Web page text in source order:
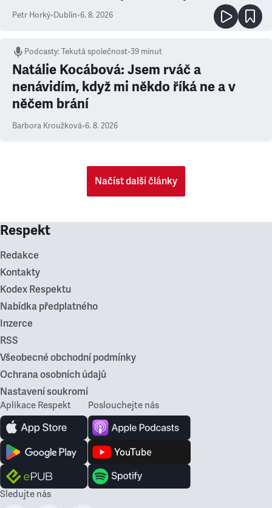
Petr Horký•Dublin•6. 8. 2026
Podcasty:Tekutá společnost•39 minut
Natálie Kocábová: Jsem rváč a
nenávidím, když mi někdo říká ne a v
něčem brání
Barbora Kroužková•6. 8. 2026
Načíst další články
Respekt
Redakce
Kontakty
Kodex Respektu
Nabídka předplatného
Inzerce
RSS
Všeobecné obchodní podmínky
Ochrana osobních údajů
Nastavení soukromí
Aplikace Respekt Poslouchejte nás
Sledujte nás